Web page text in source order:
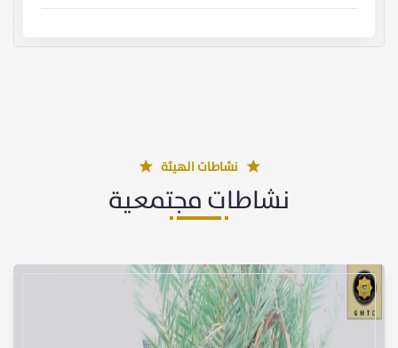
نشاطات الهيئة
نشاطات مجتمعية